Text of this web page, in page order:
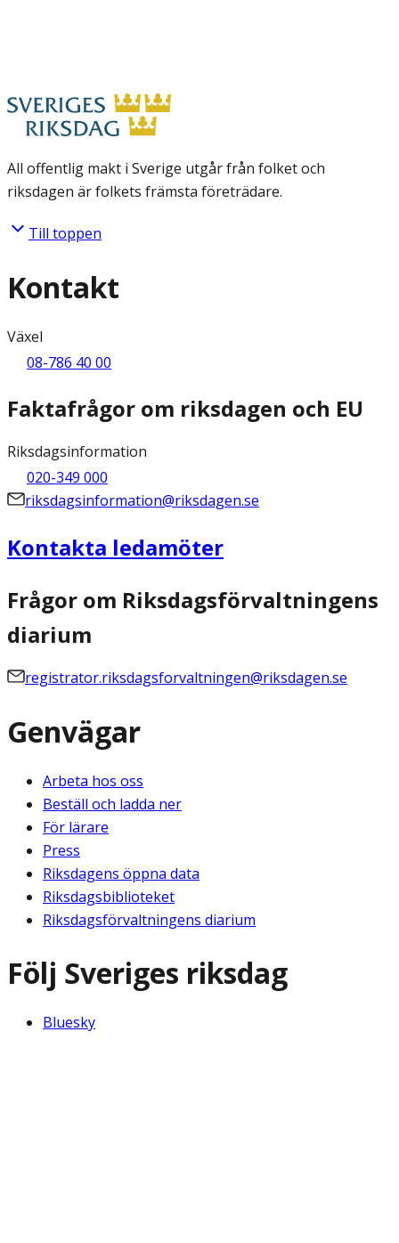
All offentlig makt i Sverige utgår från folket och
riksdagen är folkets främsta företrädare.
Till toppen
Kontakt
Växel
08-786 40 00
Faktafrågor om riksdagen och EU
Riksdagsinformation
020-349 000
riksdagsinformation@riksdagen.se
Kontakta ledamöter
Frågor om Riksdagsförvaltningens
diarium
registrator.riksdagsforvaltningen@riksdagen.se
Genvägar
Arbeta hos oss
Beställ och ladda ner
För lärare
Press
Riksdagens öppna data
Riksdagsbiblioteket
Riksdagsförvaltningens diarium
Följ Sveriges riksdag
Bluesky